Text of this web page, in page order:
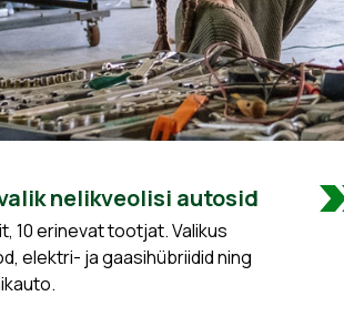
nelikveolisi autosid
10 erinevat tootjat. Valikus
elektri- ja gaasihübriidid ning